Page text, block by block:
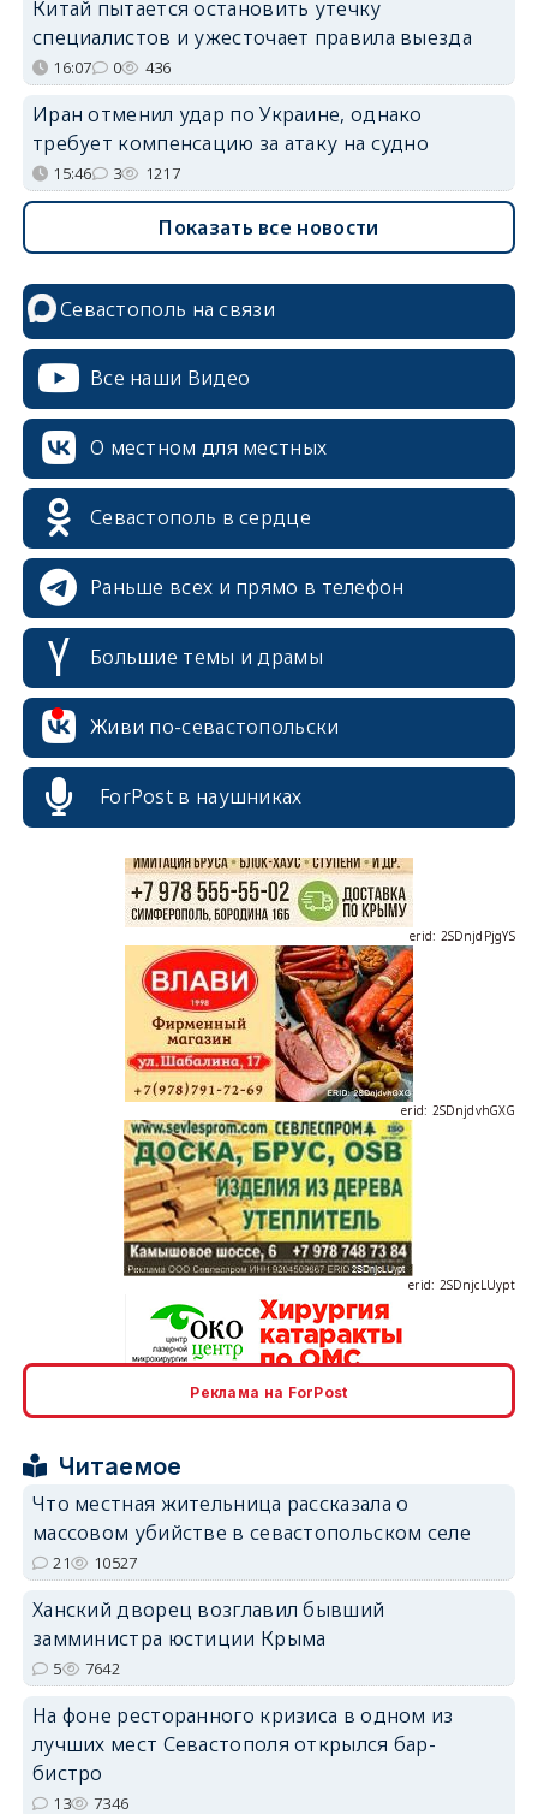
Китай пытается остановить утечку
специалистов и ужесточает правила выезда
16:07 0 436
Иран отменил удар по Украине, однако
требует компенсацию за атаку на судно
15:46 3 1217
Показать все новости
Севастополь на связи
Все наши Видео
О местном для местных
Севастополь в сердце
Раньше всех и прямо в телефон
Большие темы и драмы
Живи по-севастопольски
ForPost в наушниках
erid: 2SDnjcrDNw6
erid: 2SDnjdPjgYS
erid: 2SDnjdvhGXG
erid: 2SDnjdPjgYS
erid: 2SDnjdvhGXG
Реклама на ForPost
Читаемое
Что местная жительница рассказала о
массовом убийстве в севастопольском селе
21 10527
Ханский дворец возглавил бывший
замминистра юстиции Крыма
5 7642
На фоне ресторанного кризиса в одном из
лучших мест Севастополя открылся бар-
бистро
13 7346